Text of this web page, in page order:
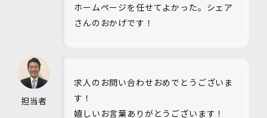
ホームページを任せてよかった。シェア
さんのおかげです！
担当者
求人のお問い合わせおめでとうございま
す！
嬉しいお言葉ありがとうございます！